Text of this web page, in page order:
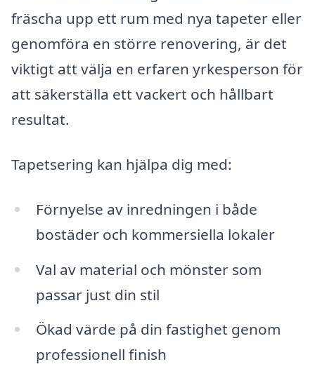
fräscha upp ett rum med nya tapeter eller
genomföra en större renovering, är det
viktigt att välja en erfaren yrkesperson för
att säkerställa ett vackert och hållbart
resultat.
Tapetsering kan hjälpa dig med:
Förnyelse av inredningen i både
bostäder och kommersiella lokaler
Val av material och mönster som
passar just din stil
Ökad värde på din fastighet genom
professionell finish